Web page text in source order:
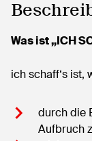
Was ist „ICH
ich schaff‘s ist,
durch die
Aufbruch